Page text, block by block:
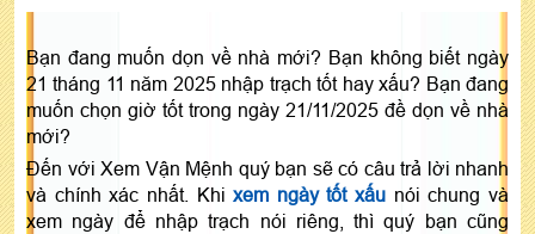
Bạn đang muốn dọn về nhà mới? Bạn không biết ngày
21 tháng 11 năm 2025 nhập trạch tốt hay xấu? Bạn đang
muốn chọn giờ tốt trong ngày 21/11/2025 đề dọn về nhà
mới?
Đến với Xem Vận Mệnh quý bạn sẽ có câu trả lời nhanh
và chính xác nhất. Khixem ngày tốt xấu nói chung và
xem ngày để nhập trạch nói riêng, thì quý bạn cũng